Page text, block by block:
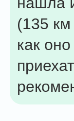
(135
как